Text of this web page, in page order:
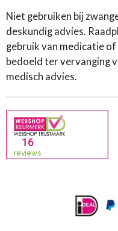
Niet gebruiken bij
deskundig advies.
gebruik van medicatie
bedoeld ter vervanging
medisch advies.